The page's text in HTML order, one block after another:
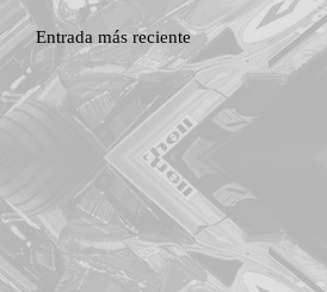
Entrada más reciente